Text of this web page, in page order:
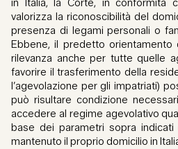
in Italia, la Corte, in conformità
valorizza la riconoscibilità del
presenza di legami personali o
Ebbene, il predetto orientamento
rilevanza anche per tutte quelle
favorire il trasferimento della
l’agevolazione per gli impatriati)
può risultare condizione
accedere al regime agevolativo
base dei parametri sopra
mantenuto il proprio domicilio in